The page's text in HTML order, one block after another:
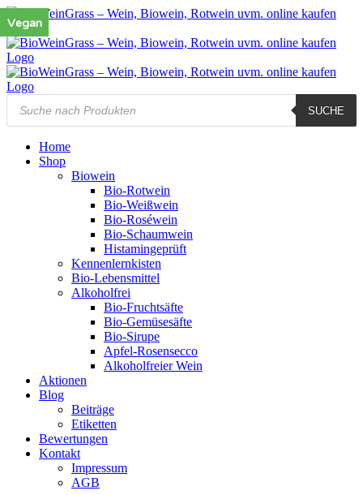
Zum
Inhalt
springen
Products
search
SUCHE
Home
Shop
Biowein
Bio-Rotwein
Bio-Weißwein
Bio-Roséwein
Bio-Schaumwein
Histamingeprüft
Kennenlernkisten
Bio-Lebensmittel
Alkoholfrei
Bio-Fruchtsäfte
Bio-Gemüsesäfte
Bio-Sirupe
Apfel-Rosensecco
Alkoholfreier Wein
Aktionen
Blog
Beiträge
Etiketten
Bewertungen
Kontakt
Impressum
AGB
Vegan
Vegan
Vegan